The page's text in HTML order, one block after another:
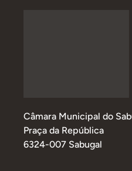
Câmara Municipal do
Praça da República
6324-007 Sabugal